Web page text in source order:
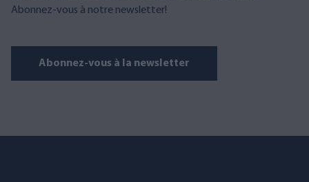
Abonnez-vous à notre newsletter!
Abonnez-vous à la newsletter